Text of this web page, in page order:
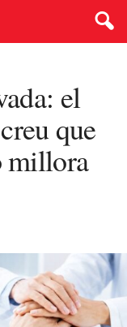
el
que
millora